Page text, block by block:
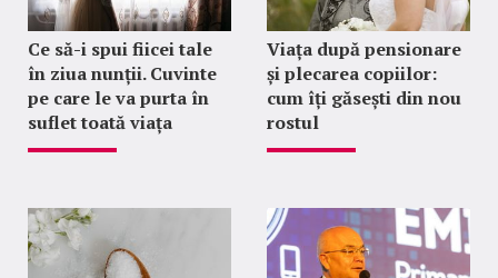
Ce să-i spui fiicei tale
în ziua nunții. Cuvinte
pe care le va purta în
suflet toată viața
Viața după pensionare
și plecarea copiilor:
cum îți găsești din nou
rostul